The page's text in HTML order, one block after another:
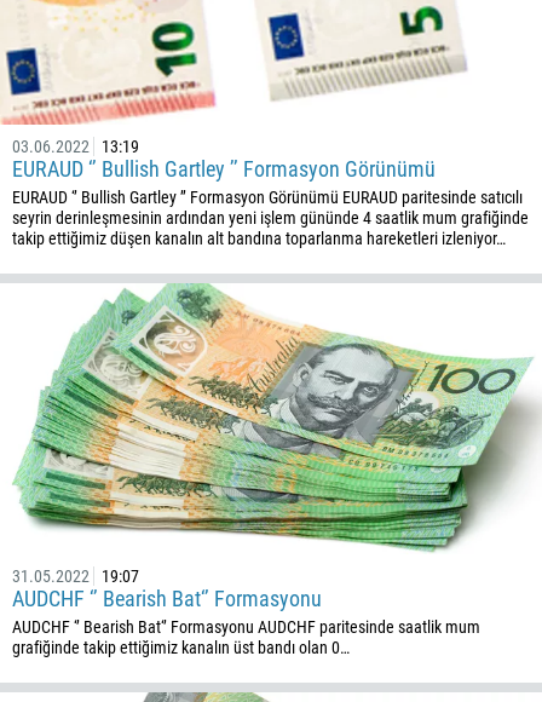
03.06.2022 13:19
EURAUD ‘’ Bullish Gartley ’’ Formasyon Görünümü
EURAUD ‘’ Bullish Gartley ’’ Formasyon Görünümü EURAUD paritesinde satıcılı
seyrin derinleşmesinin ardından yeni işlem gününde 4 saatlik mum grafiğinde
takip ettiğimiz düşen kanalın alt bandına toparlanma hareketleri izleniyor…
31.05.2022 19:07
AUDCHF ‘’ Bearish Bat‘’ Formasyonu
AUDCHF ‘’ Bearish Bat‘’ Formasyonu AUDCHF paritesinde saatlik mum
grafiğinde takip ettiğimiz kanalın üst bandı olan 0…
855
1
1345
236
235
56
86
61
61
57
269
242
243
682
506
225
385